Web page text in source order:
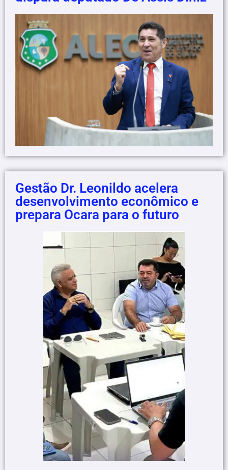
Gestão Dr. Leonildo acelera
desenvolvimento econômico e
prepara Ocara para o futuro